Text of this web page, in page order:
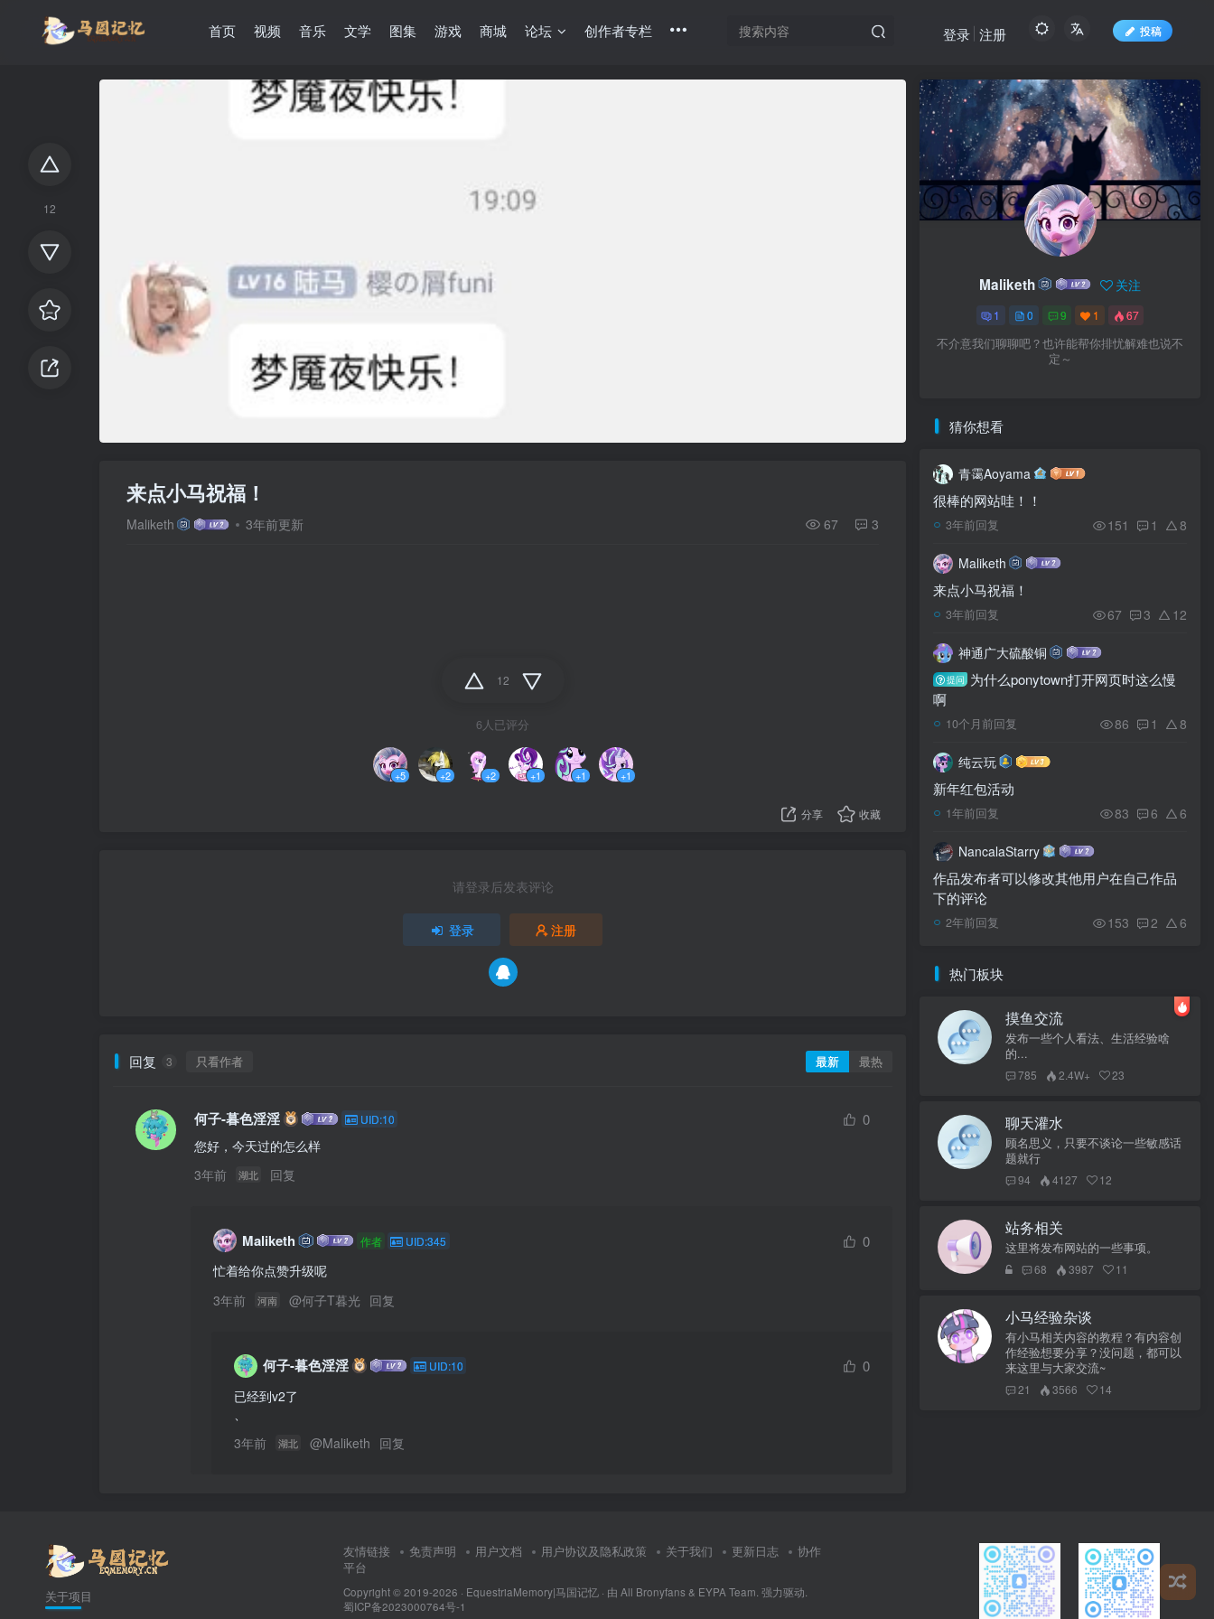
首页 视频 音乐 文学 图集 游戏 商城 论坛 创作者专栏 投稿
登录 注册
12
来点小马祝福！
Maliketh 3年前更新 67 3
12
6人已评分
+5 +2 +2 +1 +1 +1
分享 收藏
请登录后发表评论
登录 注册
回复 3 只看作者 最新 最热
何子-暮色淫淫 UID:10 0
您好，今天过的怎么样
3年前
湖北 回复
Maliketh 作者 UID:345 0
忙着给你点赞升级呢
3年前
河南 @何子T暮光 回复
何子-暮色淫淫 UID:10 0
已经到v2了
3年前
湖北 @Maliketh 回复
Maliketh 关注
1 0 9 1 67
不介意我们聊聊吧？也许能帮你排忧解难也说不
定～
猜你想看
青霭Aoyama
很棒的网站哇！！
3年前回复 151 1 8
Maliketh
来点小马祝福！
3年前回复 67 3 12
神通广大硫酸铜
提问 为什么ponytown打开网页时这么慢
啊
10个月前回复 86 1 8
纯云玩
新年红包活动
1年前回复 83 6 6
NancalaStarry
作品发布者可以修改其他用户在自己作品
下的评论
2年前回复 153 2 6
热门板块
摸鱼交流
发布一些个人看法、生活经验啥
的...
785 2.4W+ 23
聊天灌水
顾名思义，只要不谈论一些敏感话
题就行
94 4127 12
站务相关
这里将发布网站的一些事项。
68 3987 11
小马经验杂谈
有小马相关内容的教程？有内容创
作经验想要分享？没问题，都可以
来这里与大家交流~
21 3566 14
关于项目
友情链接 免责声明 用户文档 用户协议及隐私政策 关于我们 更新日志
协作
平台
Copyright © 2019-2026 · EquestriaMemory|马国记忆 · 由 All Bronyfans & EYPA Team. 强力驱动.
蜀ICP备2023000764号-1